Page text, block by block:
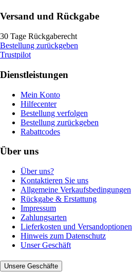
Versand und Rückgabe
30 Tage Rückgaberecht
Bestellung zurückgeben
Trustpilot
Dienstleistungen
Mein Konto
Hilfecenter
Bestellung verfolgen
Bestellung zurückgeben
Rabattcodes
Über uns
Über uns?
Kontaktieren Sie uns
Allgemeine Verkaufsbedingungen
Rückgabe & Erstattung
Impressum
Zahlungsarten
Lieferkosten und Versandoptionen
Hinweis zum Datenschutz
Unser Geschäft
Unsere Geschäfte